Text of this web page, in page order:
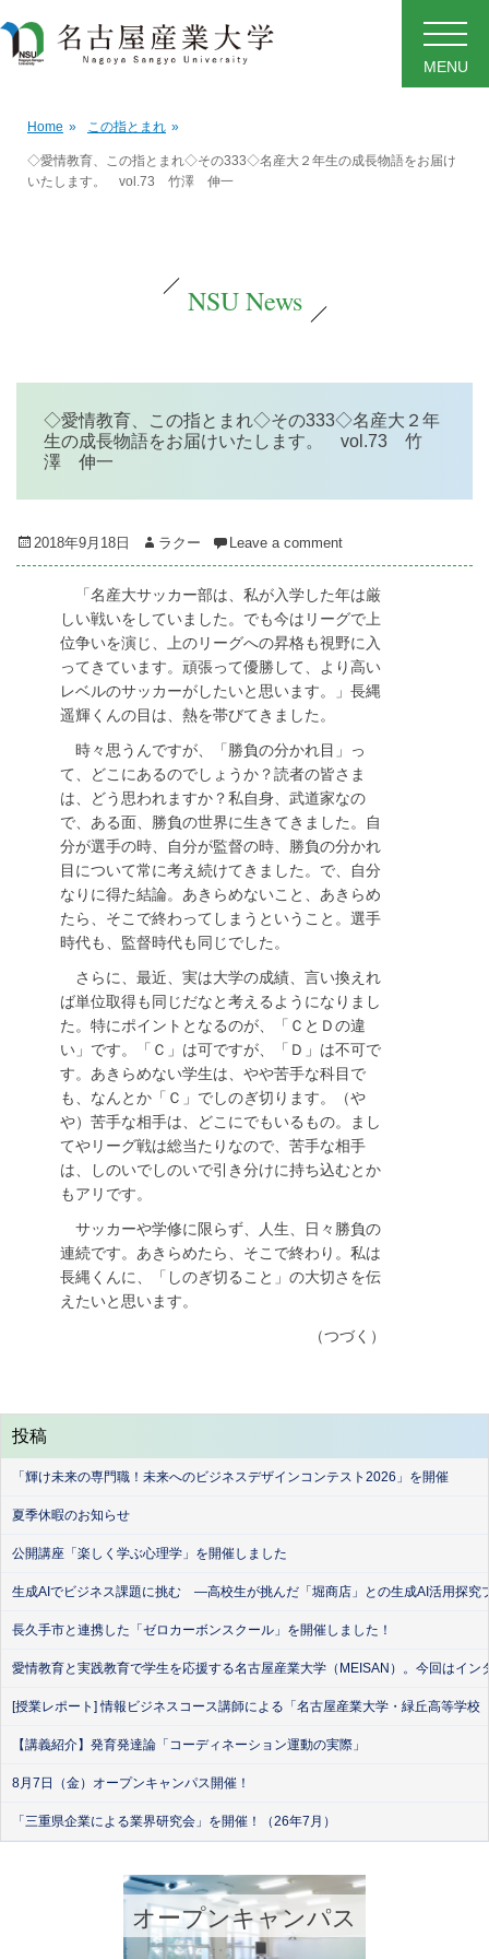
MENU
Home » この指とまれ »
◇愛情教育、この指とまれ◇その333◇名産大２年生の成長物語をお届け
いたします。 vol.73 竹澤 伸一
NSU News
◇愛情教育、この指とまれ◇その333◇名産大２年
生の成長物語をお届けいたします。 vol.73 竹
澤 伸一
Posted
on
2018年9月18日 Author
ラクー Leave a comment
「名産大サッカー部は、私が入学した年は厳
しい戦いをしていました。でも今はリーグで上
位争いを演じ、上のリーグへの昇格も視野に入
ってきています。頑張って優勝して、より高い
レベルのサッカーがしたいと思います。」長縄
遥輝くんの目は、熱を帯びてきました。
時々思うんですが、「勝負の分かれ目」っ
て、どこにあるのでしょうか？読者の皆さま
は、どう思われますか？私自身、武道家なの
で、ある面、勝負の世界に生きてきました。自
分が選手の時、自分が監督の時、勝負の分かれ
目について常に考え続けてきました。で、自分
なりに得た結論。あきらめないこと、あきらめ
たら、そこで終わってしまうということ。選手
時代も、監督時代も同じでした。
さらに、最近、実は大学の成績、言い換えれ
ば単位取得も同じだなと考えるようになりまし
た。特にポイントとなるのが、「ＣとＤの違
い」です。「Ｃ」は可ですが、「Ｄ」は不可で
す。あきらめない学生は、やや苦手な科目で
も、なんとか「Ｃ」でしのぎ切ります。（や
や）苦手な相手は、どこにでもいるもの。まし
てやリーグ戦は総当たりなので、苦手な相手
は、しのいでしのいで引き分けに持ち込むとか
もアリです。
サッカーや学修に限らず、人生、日々勝負の
連続です。あきらめたら、そこで終わり。私は
長縄くんに、「しのぎ切ること」の大切さを伝
えたいと思います。
（つづく）
投稿
「輝け未来の専門職！未来へのビジネスデザインコンテスト2026」を開催
夏季休暇のお知らせ
公開講座「楽しく学ぶ心理学」を開催しました
生成AIでビジネス課題に挑む ―高校生が挑んだ「堀商店」との生成AI活用探究
長久手市と連携した「ゼロカーボンスクール」を開催しました！
愛情教育と実践教育で学生を応援する名古屋産業大学（MEISAN）。今回はイ
[授業レポート] 情報ビジネスコース講師による「名古屋産業大学・緑丘高等学
【講義紹介】発育発達論「コーディネーション運動の実際」
8月7日（金）オープンキャンパス開催！
「三重県企業による業界研究会」を開催！（26年7月）
オープンキャンパス